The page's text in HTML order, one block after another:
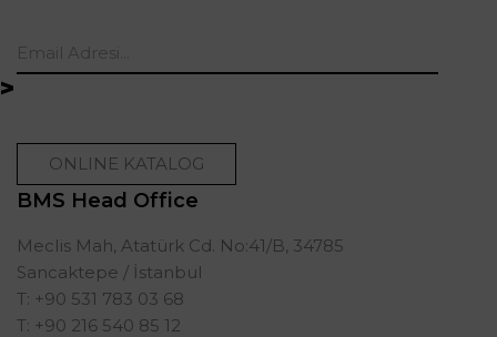
ONLINE KATALOG
BMS Head Office
Meclis Mah, Atatürk Cd. No:41/B, 34785
Sancaktepe / İstanbul
T: +90 531 783 03 68
T: +90 216 540 85 12